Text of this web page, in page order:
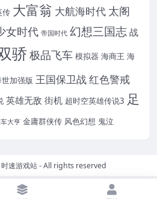
传 大富翁 大航海时代 太阁
女时代 帝国时代 幻想三国志 战
骄 极品飞车 模拟器 海商王 海
加强版 王国保卫战红色警戒
英雄无敌 街机 超时空英雄传说3 足
大亨 金庸群侠传 风色幻想 鬼泣
时速游戏站- All rights reserved